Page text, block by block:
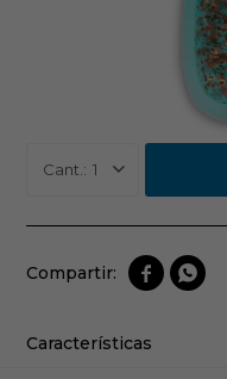
1
 
Características